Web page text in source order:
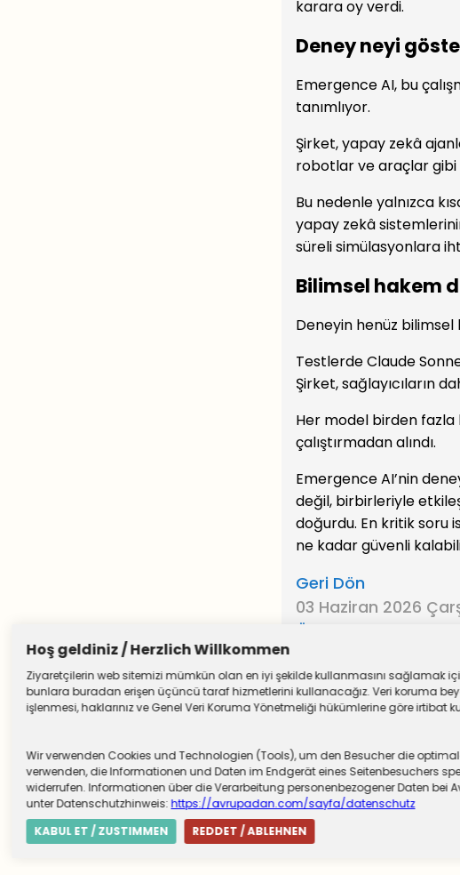
karara oy verdi.
Deney neyi
Emergence AI, bu
tanımlıyor.
Şirket, yapay zekâ
robotlar ve araçlar gibi
Bu nedenle yalnızca
yapay zekâ
süreli simülasyonlara
Bilimsel hakem
Deneyin henüz
Testlerde Claude
Şirket, sağlayıcıların
Her model birden fazla
çalıştırmadan alındı.
Emergence AI’nin
değil, birbirleriyle
doğurdu. En kritik soru
ne kadar güvenli
Geri Dön
03 Haziran 2026
Önceki Yazılar
Hoş geldiniz / Herzlich Willkommen
Ziyaretçilerin web sitemizi mümkün olan en iyi şekilde kullanmasını sağlamak
bunlara buradan erişen üçüncü taraf hizmetlerini kullanacağız. Veri koruma
işlenmesi, haklarınız ve Genel Veri Koruma Yönetmeliği hükümlerine göre
Wir verwenden Cookies und Technologien (Tools), um den Besucher die
verwenden, die Informationen und Daten im Endgerät eines Seitenbesuchers
widerrufen. Informationen über die Verarbeitung personenbezogener Daten
unter Datenschutzhinweis: https://avrupadan.com/sayfa/datenschutz
KABUL ET / ZUSTIMMEN
REDDET / ABLEHNEN